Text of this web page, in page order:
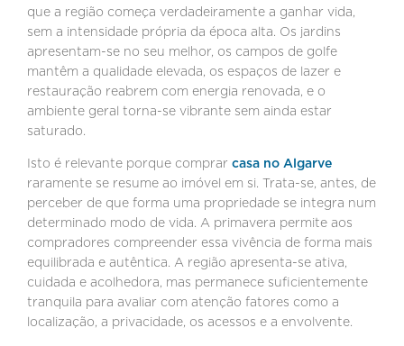
que a região começa verdadeiramente a ganhar vida,
sem a intensidade própria da época alta. Os jardins
apresentam-se no seu melhor, os campos de golfe
mantêm a qualidade elevada, os espaços de lazer e
restauração reabrem com energia renovada, e o
ambiente geral torna-se vibrante sem ainda estar
saturado.
Isto é relevante porque comprar casa no Algarve
raramente se resume ao imóvel em si. Trata-se, antes, de
perceber de que forma uma propriedade se integra num
determinado modo de vida. A primavera permite aos
compradores compreender essa vivência de forma mais
equilibrada e autêntica. A região apresenta-se ativa,
cuidada e acolhedora, mas permanece suficientemente
tranquila para avaliar com atenção fatores como a
localização, a privacidade, os acessos e a envolvente.